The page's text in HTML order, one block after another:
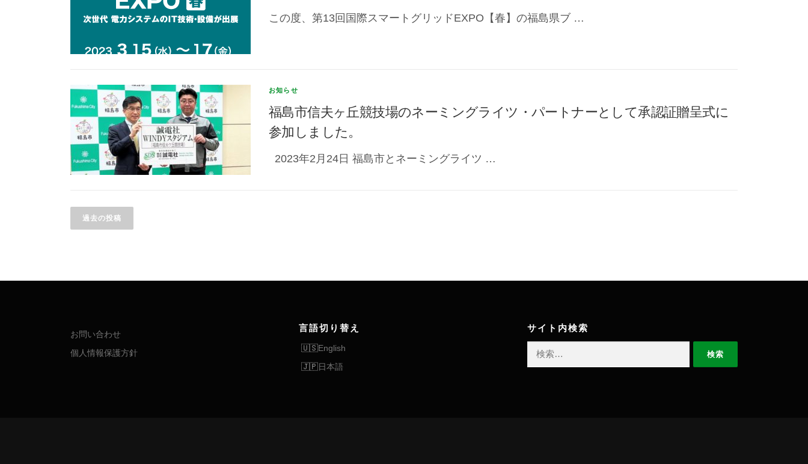
この度、第13回国際スマートグリッドEXPO【春】の福島県ブ …
お知らせ
福島市信夫ヶ丘競技場のネーミングライツ・パートナーとして承認証贈呈式に
参加しました。
2023年2月24日 福島市とネーミングライツ …
投
稿
シ
ョ
過去の投稿
お問い合わせ
個人情報保護方針
言語切り替え
English
日本語
サイト内検索